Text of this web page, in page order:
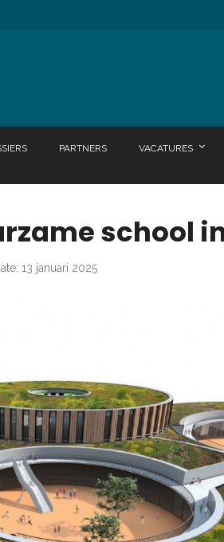
PARTNERS VACATURES
school
13 januari 2025